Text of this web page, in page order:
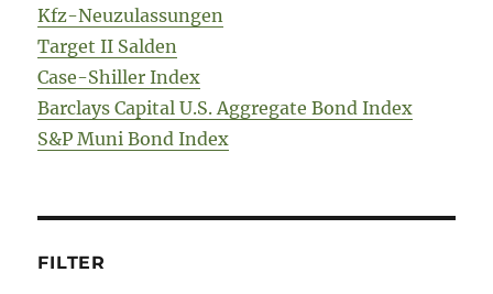
Kfz-Neuzulassungen
Target II Salden
Case-Shiller Index
Barclays Capital U.S. Aggregate Bond Index
S&P Muni Bond Index
FILTER